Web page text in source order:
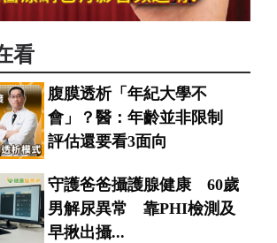
看
腹膜透析「年紀大學不
會」？醫：年齡並非限制
評估還要看3面向
守護爸爸攝護腺健康 60歲
男解尿異常 靠PHI檢測及
早揪出攝...